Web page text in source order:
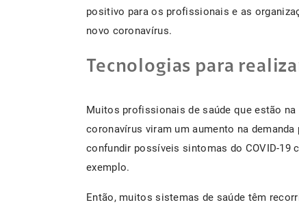
positivo para os profissionais e as
novo coronavírus.
Tecnologias para
Muitos profissionais de saúde que estão
coronavírus viram um aumento na
confundir possíveis sintomas do COVID-19
exemplo.
Então, muitos sistemas de saúde têm